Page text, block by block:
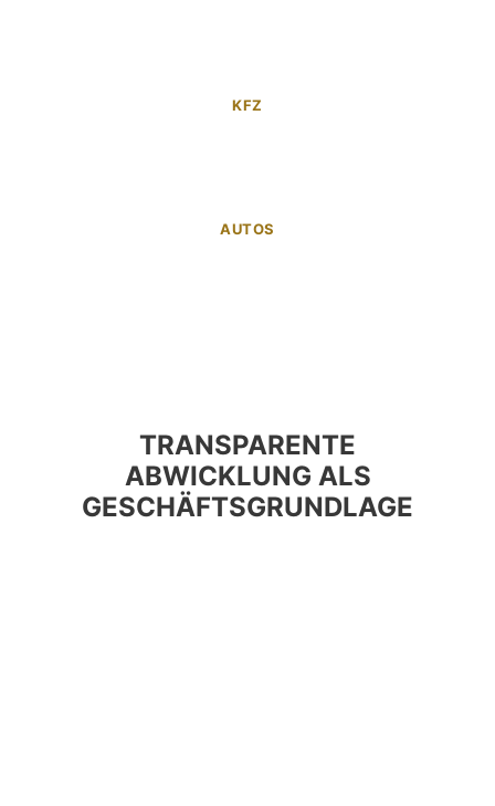
KFZ
AUTOS
TRANSPARENTE
ABWICKLUNG ALS
GESCHÄFTSGRUNDLAGE